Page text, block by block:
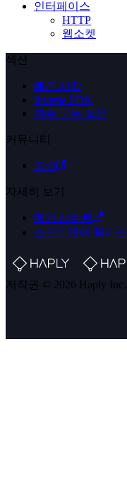
인터페이스
HTTP
웹소켓
섹션
빠른 시작
Inverse SDK
자주 묻는 질문
커뮤니티
포럼
자세히 보기
메인 사이트
소프트웨어 릴리스
저작권 © 2026 Haply Inc.